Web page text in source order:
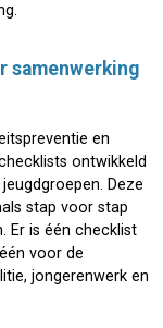
samenwerking
en
ontwikkeld
Deze
stap voor stap
Er is één checklist
voor de
jongerenwerk en